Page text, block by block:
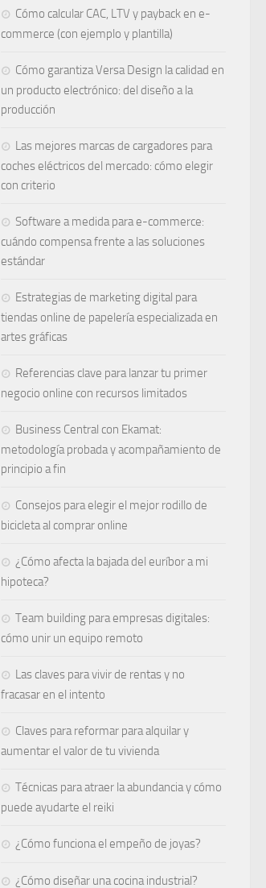
Cómo calcular CAC, LTV y payback en e-
commerce (con ejemplo y plantilla)
Cómo garantiza Versa Design la calidad en
un producto electrónico: del diseño a la
producción
Las mejores marcas de cargadores para
coches eléctricos del mercado: cómo elegir
con criterio
Software a medida para e-commerce:
cuándo compensa frente a las soluciones
estándar
Estrategias de marketing digital para
tiendas online de papelería especializada en
artes gráficas
Referencias clave para lanzar tu primer
negocio online con recursos limitados
Business Central con Ekamat:
metodología probada y acompañamiento de
principio a fin
Consejos para elegir el mejor rodillo de
bicicleta al comprar online
¿Cómo afecta la bajada del euríbor a mi
hipoteca?
Team building para empresas digitales:
cómo unir un equipo remoto
Las claves para vivir de rentas y no
fracasar en el intento
Claves para reformar para alquilar y
aumentar el valor de tu vivienda
Técnicas para atraer la abundancia y cómo
puede ayudarte el reiki
¿Cómo funciona el empeño de joyas​?
¿Cómo diseñar una cocina industrial?